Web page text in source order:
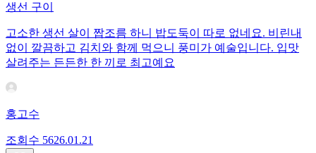
생선 구이
고소한 생선 살이 짭조름 하니 밥도둑이 따로 없네요. 비린내
없이 깔끔하고 김치와 함께 먹으니 풍미가 예술입니다. 입맛
살려주는 든든한 한 끼로 최고예요
홍고수
조회수 5626.01.21